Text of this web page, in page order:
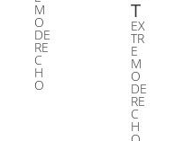
M
O
DE
RE
C
H
O
T
EX
TR
E
M
O
DE
RE
C
H